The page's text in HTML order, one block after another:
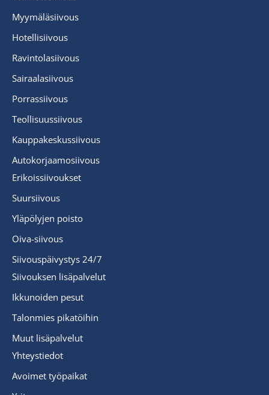
Myymäläsiivous
Hotellisiivous
Ravintolasiivous
Sairaalasiivous
Porrassiivous
Teollisuussiivous
Kauppakeskussiivous
Autokorjaamosiivous
Erikoissiivoukset
Suursiivous
Yläpölyjen poisto
Oiva-siivous
Siivouspäivystys 24/7
Siivouksen lisäpalvelut
Ikkunoiden pesut
Talonmies pikatöihin
Muut lisäpalvelut
Yhteystiedot
Avoimet työpaikat